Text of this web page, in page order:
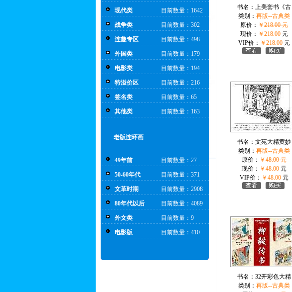
现代类 目前数量：1642
战争类 目前数量：302
连趣专区 目前数量：498
外国类 目前数量：179
电影类 目前数量：194
特溢价区 目前数量：216
签名类 目前数量：65
其他类 目前数量：163
老版连环画
49年前 目前数量：27
50-60年代 目前数量：371
文革时期 目前数量：2908
80年代以后 目前数量：4089
外文类 目前数量：9
电影版 目前数量：410
书名： 上美套书《古
类别： 再版--古典类
原价： ￥ 218.00 元
现价： ￥218.00 元
VIP价： ￥218.00 元
书名： 文苑大精黄妙
类别： 再版--古典类
原价： ￥ 48.00 元
现价： ￥48.00 元
VIP价： ￥48.00 元
书名： 32开彩色大精
类别： 再版--古典类